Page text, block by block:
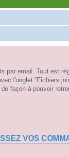
par email. Tout est
l'onglet "Fichiers
de façon à pouvoir
VOS